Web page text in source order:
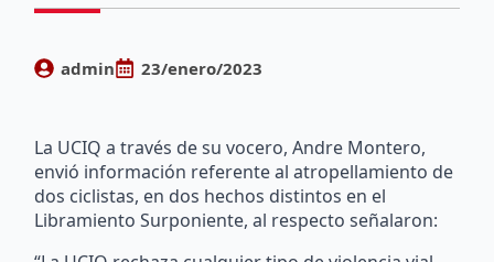
admin 23/enero/2023
La UCIQ a través de su vocero, Andre Montero,
envió información referente al atropellamiento de
dos ciclistas, en dos hechos distintos en el
Libramiento Surponiente, al respecto señalaron: